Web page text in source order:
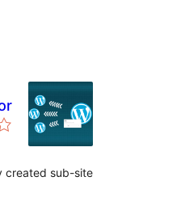
created sub-site.